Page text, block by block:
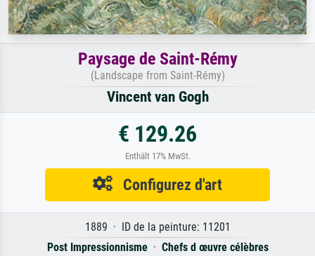
Paysage de Saint-Rémy
(Landscape from Saint-Rémy)
Vincent van Gogh
€ 129.26
Enthält 17% MwSt.
Configurez d'art
1889 · ID de la peinture: 11201
Post Impressionnisme· Chefs d œuvre célèbres